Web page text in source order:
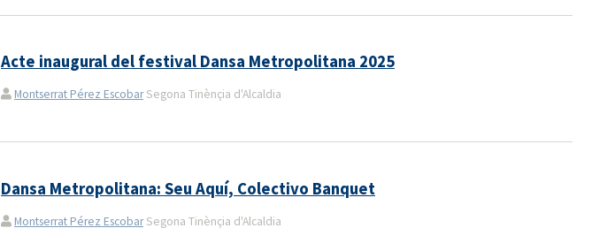
Acte inaugural del festival Dansa Metropolitana 2025
Montserrat Pérez EscobarSegona Tinènçia d'Alcaldia
Dansa Metropolitana: Seu Aquí, Colectivo Banquet
Montserrat Pérez EscobarSegona Tinènçia d'Alcaldia